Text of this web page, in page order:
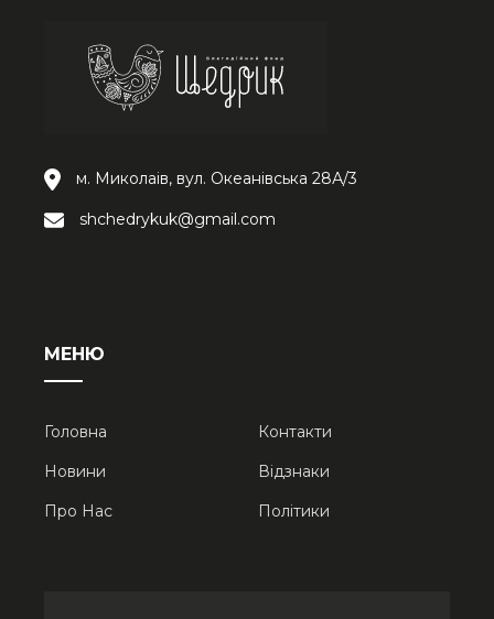
м. Миколаів, вул. Океанівська 28А/3
shchedrykuk@gmail.com
МЕНЮ
Головна
Новини
Про Нас
Контакти
Відзнаки
Політики